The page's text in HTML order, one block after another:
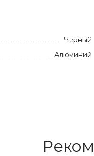
Черный
Алюминий